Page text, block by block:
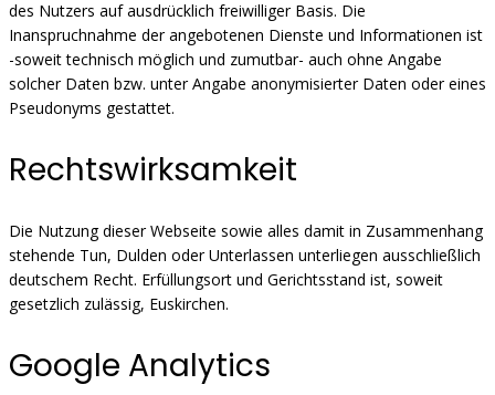
des Nutzers auf ausdrücklich freiwilliger Basis. Die
Inanspruchnahme der angebotenen Dienste und Informationen ist
-soweit technisch möglich und zumutbar- auch ohne Angabe
solcher Daten bzw. unter Angabe anonymisierter Daten oder eines
Pseudonyms gestattet.
Rechtswirksamkeit
Die Nutzung dieser Webseite sowie alles damit in Zusammenhang
stehende Tun, Dulden oder Unterlassen unterliegen ausschließlich
deutschem Recht. Erfüllungsort und Gerichtsstand ist, soweit
gesetzlich zulässig, Euskirchen.
Google Analytics